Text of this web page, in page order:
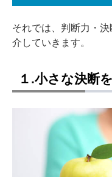
それでは、判断力・
介していきます。
１.小さな決断